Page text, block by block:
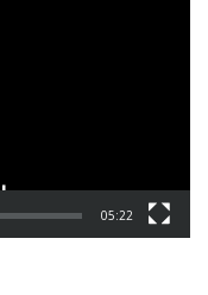
05:22